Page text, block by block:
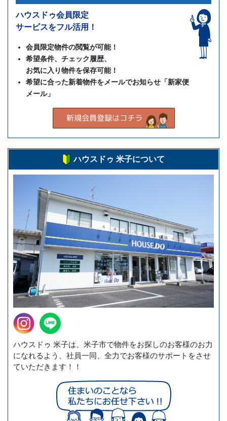
ハウスドゥ会員限定
サービスをフル活用！
会員限定物件の閲覧が可能！
希望条件、チェック履歴、
お気に入り物件を保存可能！
希望に合った新着物件をメールでお知らせ「新家便
メール」
ハウスドゥ 米子について
ハウスドゥ 米子は、米子市で物件をお探しのお客様のお力
になれるよう、社員一同、全力でお客様のサポートをさせ
ていただきます！！